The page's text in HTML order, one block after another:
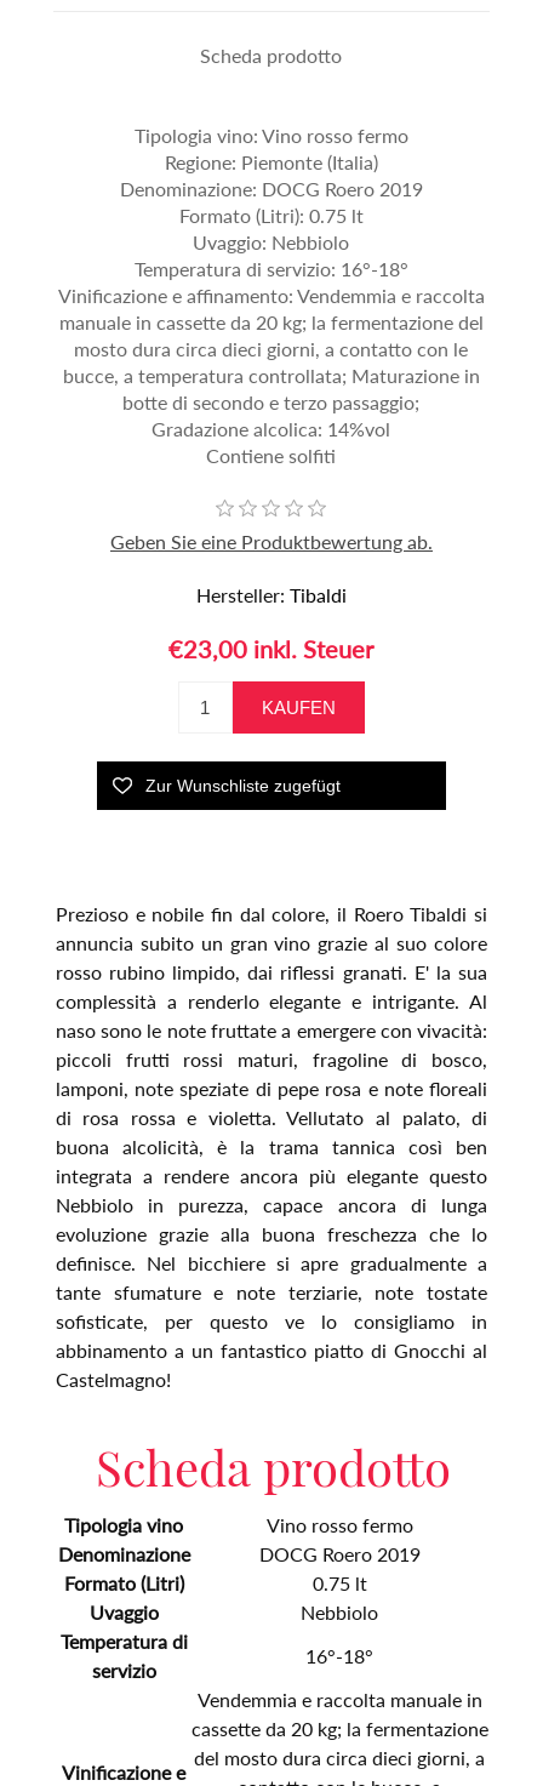
Scheda prodotto
Tipologia vino: Vino rosso fermo
Regione: Piemonte (Italia)
Denominazione: DOCG Roero 2019
Formato (Litri): 0.75 lt
Uvaggio: Nebbiolo
Temperatura di servizio: 16°-18°
Vinificazione e affinamento: Vendemmia e raccolta
manuale in cassette da 20 kg; la fermentazione del
mosto dura circa dieci giorni, a contatto con le
bucce, a temperatura controllata; Maturazione in
botte di secondo e terzo passaggio;
Gradazione alcolica: 14%vol
Contiene solfiti
Geben Sie eine Produktbewertung ab.
Hersteller: Tibaldi
€23,00 inkl. Steuer
Prezioso e nobile fin dal colore, il Roero Tibaldi si
annuncia subito un gran vino grazie al suo colore
rosso rubino limpido, dai riflessi granati. E' la sua
complessità a renderlo elegante e intrigante. Al
naso sono le note fruttate a emergere con vivacità:
piccoli frutti rossi maturi, fragoline di bosco,
lamponi, note speziate di pepe rosa e note floreali
di rosa rossa e violetta. Vellutato al palato, di
buona alcolicità, è la trama tannica così ben
integrata a rendere ancora più elegante questo
Nebbiolo in purezza, capace ancora di lunga
evoluzione grazie alla buona freschezza che lo
definisce. Nel bicchiere si apre gradualmente a
tante sfumature e note terziarie, note tostate
sofisticate, per questo ve lo consigliamo in
abbinamento a un fantastico piatto di Gnocchi al
Castelmagno!
Scheda prodotto
Tipologia vino
Vino rosso fermo
Denominazione
DOCG Roero 2019
Formato (Litri)
0.75 lt
Uvaggio
Nebbiolo
Temperatura di
servizio
16°-18°
Vinificazione e
Vendemmia e raccolta manuale in
cassette da 20 kg; la fermentazione
del mosto dura circa dieci giorni, a